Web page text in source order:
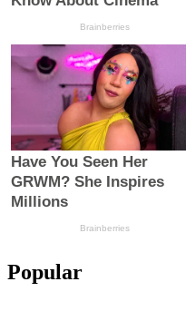
Popular